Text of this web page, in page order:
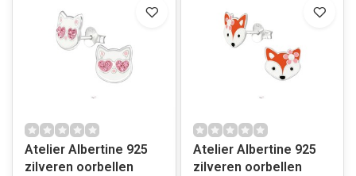
Atelier Albertine 925
zilveren oorbellen
Atelier Albertine 925
zilveren oorbellen